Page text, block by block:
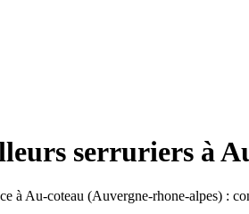
serruriers à
à Au-coteau (Auvergne-rhone-alpes) :